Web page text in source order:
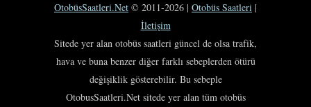
OtobüsSaatleri.Net © 2011-2026 | Otobüs Saatleri |
İletişim
Sitede yer alan otobüs saatleri güncel de olsa trafik,
hava ve buna benzer diğer farklı sebeplerden ötürü
değişiklik gösterebilir. Bu sebeple
OtobusSaatleri.Net sitede yer alan tüm otobüs